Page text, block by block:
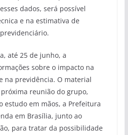
dados, será possível
e na estimativa de
até 25 de junho, a
sobre o impacto na
na previdência. O material
reunião do grupo,
estudo em mãos, a Prefeitura
em Brasília, junto ao
para tratar da possibilidade